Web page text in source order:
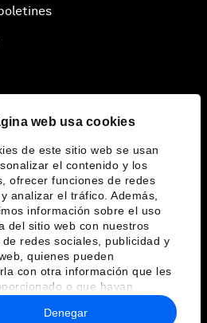
web usa cookies
de este sitio web se usan
el contenido y los
ofrecer funciones de redes
analizar el tráfico. Además,
información sobre el uso
del sitio web con nuestros
redes sociales, publicidad y
quienes pueden
con otra información que les
o que hayan
a partir del uso que haya
sus servicios.
Denegar